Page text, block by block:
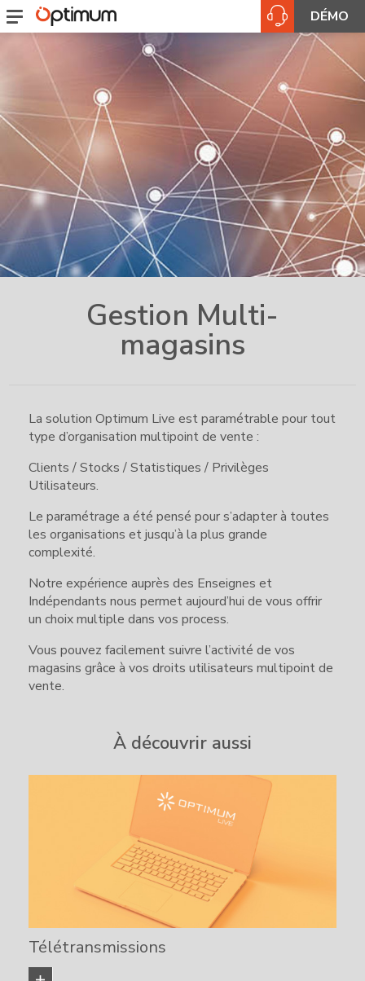
DÉMO
Gestion Multi-
magasins
La solution Optimum Live est paramétrable pour tout
type d’organisation multipoint de vente :
Clients / Stocks / Statistiques / Privilèges
Utilisateurs.
Le paramétrage a été pensé pour s’adapter à toutes
les organisations et jusqu’à la plus grande
complexité.
Notre expérience auprès des Enseignes et
Indépendants nous permet aujourd’hui de vous offrir
un choix multiple dans vos process.
Vous pouvez facilement suivre l’activité de vos
magasins grâce à vos droits utilisateurs multipoint de
vente.
À découvrir aussi
Télétransmissions